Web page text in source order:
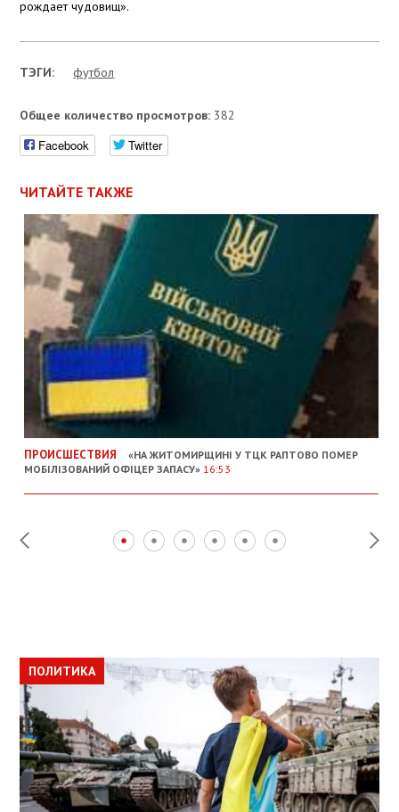
рождает чудовищ».
ТЭГИ: футбол
Общее количество просмотров: 382
Facebook Twitter
ЧИТАЙТЕ ТАКЖЕ
ПРОИСШЕСТВИЯ
«НА ЖИТОМИРЩИНІ У ТЦК РАПТОВО ПОМЕР
МОБІЛІЗОВАНИЙ ОФІЦЕР ЗАПАСУ» 16:53
ПОЛИТИКА
ПОЛИТИКА
ОБЩЕСТВО
ПОЛИТИКА
ЭКОНОМИКА